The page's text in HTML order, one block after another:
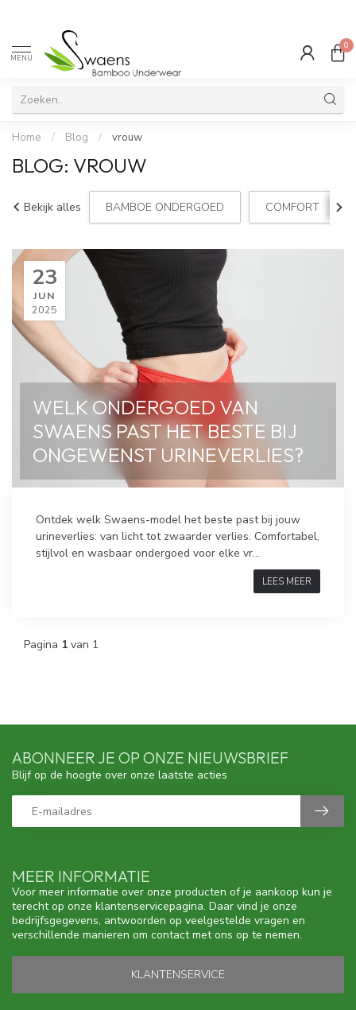
MENU
0
Home / Blog / vrouw
BLOG: VROUW
Bekijk alles BAMBOE ONDERGOED COMFORT
23
JUN
2025
WELK ONDERGOED VAN
SWAENS PAST HET BESTE BIJ
ONGEWENST URINEVERLIES?
Ontdek welk Swaens-model het beste past bij jouw
urineverlies: van licht tot zwaarder verlies. Comfortabel,
stijlvol en wasbaar ondergoed voor elke vr...
LEES MEER
Pagina 1 van 1
MEER INFORMATIE
Voor meer informatie over onze producten of je aankoop kun je
terecht op onze klantenservicepagina. Daar vind je onze
bedrijfsgegevens, antwoorden op veelgestelde vragen en
verschillende manieren om contact met ons op te nemen.
KLANTENSERVICE
ABONNEER JE OP ONZE NIEUWSBRIEF
Blijf op de hoogte over onze laatste acties